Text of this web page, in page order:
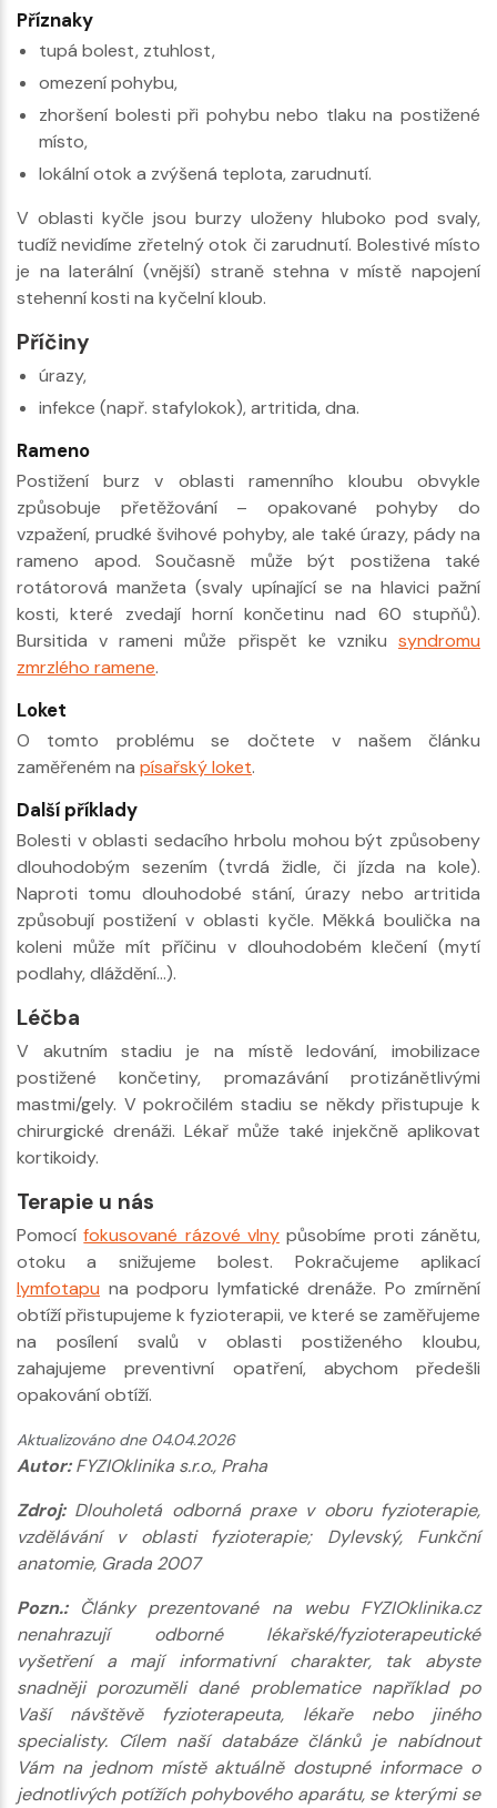
Příznaky
tupá bolest, ztuhlost,
omezení pohybu,
zhoršení bolesti při pohybu nebo tlaku na postižené
místo,
lokální otok a zvýšená teplota, zarudnutí.
V oblasti kyčle jsou burzy uloženy hluboko pod svaly,
tudíž nevidíme zřetelný otok či zarudnutí. Bolestivé místo
je na laterální (vnější) straně stehna v místě napojení
stehenní kosti na kyčelní kloub.
Příčiny
úrazy,
infekce (např. stafylokok), artritida, dna.
Rameno
Postižení burz v oblasti ramenního kloubu obvykle
způsobuje přetěžování – opakované pohyby do
vzpažení, prudké švihové pohyby, ale také úrazy, pády na
rameno apod. Současně může být postižena také
rotátorová manžeta (svaly upínající se na hlavici pažní
kosti, které zvedají horní končetinu nad 60 stupňů).
Bursitida v rameni může přispět ke vzniku syndromu
zmrzlého ramene.
Loket
O tomto problému se dočtete v našem článku
zaměřeném na písařský loket.
Další příklady
Bolesti v oblasti sedacího hrbolu mohou být způsobeny
dlouhodobým sezením (tvrdá židle, či jízda na kole).
Naproti tomu dlouhodobé stání, úrazy nebo artritida
způsobují postižení v oblasti kyčle. Měkká boulička na
koleni může mít příčinu v dlouhodobém klečení (mytí
podlahy, dláždění…).
Léčba
V akutním stadiu je na místě ledování, imobilizace
postižené končetiny, promazávání protizánětlivými
mastmi/gely. V pokročilém stadiu se někdy přistupuje k
chirurgické drenáži. Lékař může také injekčně aplikovat
kortikoidy.
Terapie u nás
Pomocífokusované rázové vlny působíme proti zánětu,
otoku a snižujeme bolest. Pokračujeme aplikací
lymfotapu na podporu lymfatické drenáže. Po zmírnění
obtíží přistupujeme k fyzioterapii, ve které se zaměřujeme
na posílení svalů v oblasti postiženého kloubu,
zahajujeme preventivní opatření, abychom předešli
opakování obtíží.
Aktualizováno dne 04.04.2026
Autor:FYZIOklinika s.r.o., Praha
Zdroj: Dlouholetá odborná praxe v oboru fyzioterapie,
vzdělávání v oblasti fyzioterapie; Dylevský, Funkční
anatomie, Grada 2007
Pozn.:Články prezentované na webu FYZIOklinika.cz
nenahrazují odborné lékařské/fyzioterapeutické
vyšetření a mají informativní charakter, tak abyste
snadněji porozuměli dané problematice například po
Vaší návštěvě fyzioterapeuta, lékaře nebo jiného
specialisty. Cílem naší databáze článků je nabídnout
Vám na jednom místě aktuálně dostupné informace o
jednotlivých potížích pohybového aparátu, se kterými se